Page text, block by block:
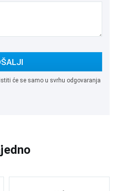
će se samo u svrhu odgovaranja